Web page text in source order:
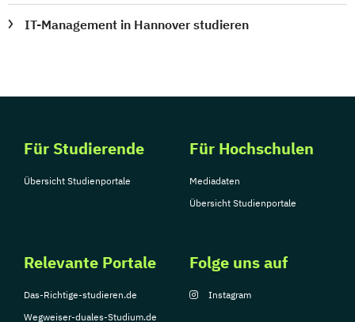
IT-Management in Hannover studieren
Für Studierende
Übersicht Studienportale
Für Hochschulen
Mediadaten
Übersicht Studienportale
Relevante Portale
Das-Richtige-studieren.de
Wegweiser-duales-Studium.de
Folge uns auf
Instagram